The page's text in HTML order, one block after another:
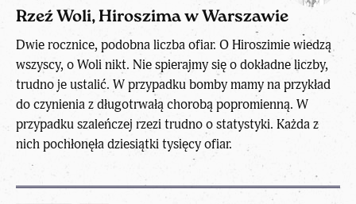
Rzeź Woli, Hiroszima w Warszawie
Dwie rocznice, podobna liczba ofiar. O Hiroszimie wiedzą
wszyscy, o Woli nikt. Nie spierajmy się o dokładne liczby,
trudno je ustalić. W przypadku bomby mamy na przykład
do czynienia z długotrwałą chorobą popromienną. W
przypadku szaleńczej rzezi trudno o statystyki. Każda z
nich pochłonęła dziesiątki tysięcy ofiar.